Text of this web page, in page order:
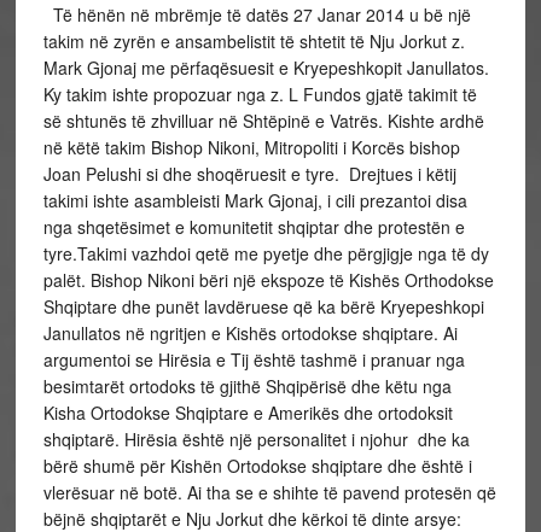
Të hënën në mbrëmje të datës 27 Janar 2014 u bë një
takim në zyrën e ansambelistit të shtetit të Nju Jorkut z.
Mark Gjonaj me përfaqësuesit e Kryepeshkopit Janullatos.
Ky takim ishte propozuar nga z. L Fundos gjatë takimit të
së shtunës të zhvilluar në Shtëpinë e Vatrës. Kishte ardhë
në këtë takim Bishop Nikoni, Mitropoliti i Korcës bishop
Joan Pelushi si dhe shoqëruesit e tyre. Drejtues i këtij
takimi ishte asambleisti Mark Gjonaj, i cili prezantoi disa
nga shqetësimet e komunitetit shqiptar dhe protestën e
tyre.Takimi vazhdoi qetë me pyetje dhe përgjigje nga të dy
palët. Bishop Nikoni bëri një ekspoze të Kishës Orthodokse
Shqiptare dhe punët lavdëruese që ka bërë Kryepeshkopi
Janullatos në ngritjen e Kishës ortodokse shqiptare. Ai
argumentoi se Hirësia e Tij është tashmë i pranuar nga
besimtarët ortodoks të gjithë Shqipërisë dhe këtu nga
Kisha Ortodokse Shqiptare e Amerikës dhe ortodoksit
shqiptarë. Hirësia është një personalitet i njohur dhe ka
bërë shumë për Kishën Ortodokse shqiptare dhe është i
vlerësuar në botë. Ai tha se e shihte të pavend protesën që
bëjnë shqiptarët e Nju Jorkut dhe kërkoi të dinte arsye: